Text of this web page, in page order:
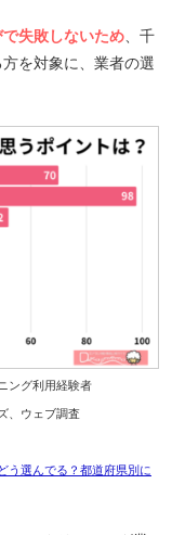
失敗しないため、千
を対象に、業者の選
ング利用経験者
、ウェブ調査
う選んでる？都道府県別に